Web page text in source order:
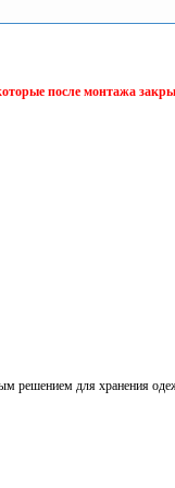
после монтажа
решением для хранения